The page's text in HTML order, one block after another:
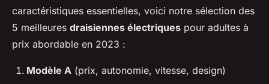
caractéristiques essentielles, voici notre sélection des
5 meilleures draisiennes électriques pour adultes à
prix abordable en 2023 :
Modèle A (prix, autonomie, vitesse, design)